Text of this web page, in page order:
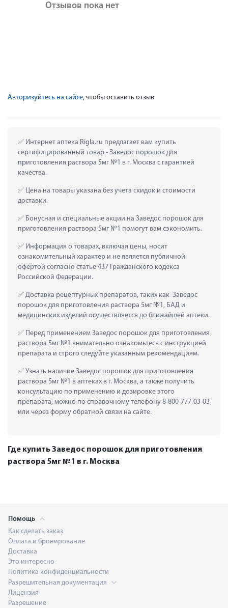
Отзывов пока нет
Авторизуйтесь на сайте, чтобы оставить отзыв
Интернет аптека Rigla.ru предлагает вам купить
сертифицированный товар - Заведос порошок для
приготовления раствора 5мг №1 в г. Москва с гарантией
качества.
Цена на товары указана без учета скидок и стоимости
доставки.
Бонусная и специальные акции на Заведос порошок для
приготовления раствора 5мг №1 помогут вам сэкономить.
Информация о товарах, включая цены, носит
ознакомительный характер и не является публичной
офертой согласно статье 437 Гражданского кодекса
Российской Федерации.
Доставка рецептурных препаратов, таких как  Заведос
порошок для приготовления раствора 5мг №1, БАД и
медицинских изделий осуществляется до ближайшей аптеки.
Перед применением Заведос порошок для приготовления
раствора 5мг №1 внимательно ознакомьтесь с инструкцией
препарата и строго следуйте указанным рекомендациям.
Узнать наличие Заведос порошок для приготовления
раствора 5мг №1 в аптеках в г. Москва, а также получить
консультацию по применению и дозировке этого
препарата, можно по справочному телефону 8-800-777-03-03
или через форму обратной связи на сайте.
Где купить Заведос порошок для приготовления
раствора 5мг №1 в г. Москва
Помощь
Как сделать заказ
Оплата и бронирование
Доставка
Это интересно
Политика конфиденциальности
Разрешительная документация
Лицензия
Разрешение